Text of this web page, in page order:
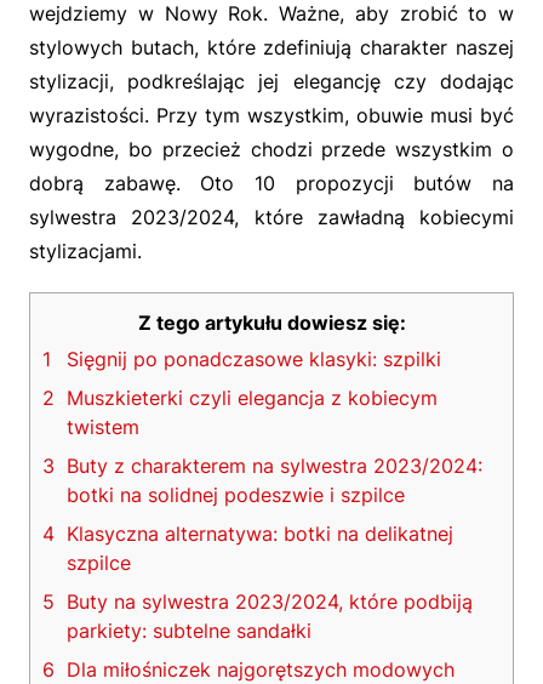
wejdziemy w Nowy Rok. Ważne, aby zrobić to w
stylowych butach, które zdefiniują charakter naszej
stylizacji, podkreślając jej elegancję czy dodając
wyrazistości. Przy tym wszystkim, obuwie musi być
wygodne, bo przecież chodzi przede wszystkim o
dobrą zabawę. Oto 10 propozycji butów na
sylwestra 2023/2024, które zawładną kobiecymi
stylizacjami.
Z tego artykułu dowiesz się:
1
Sięgnij po ponadczasowe klasyki: szpilki
2 Muszkieterki czyli elegancja z kobiecym
twistem
3 Buty z charakterem na sylwestra 2023/2024:
botki na solidnej podeszwie i szpilce
4 Klasyczna alternatywa: botki na delikatnej
szpilce
5 Buty na sylwestra 2023/2024, które podbiją
parkiety: subtelne sandałki
6 Dla miłośniczek najgorętszych modowych